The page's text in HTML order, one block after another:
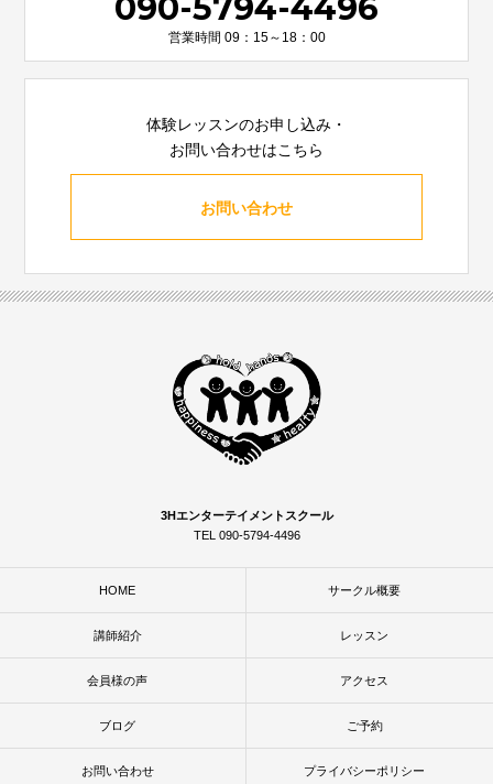
090-5794-4496
営業時間 09：15～18：00
体験レッスンのお申し込み・
お問い合わせはこちら
お問い合わせ
3Hエンターテイメントスクール
TEL 090-5794-4496
HOME サークル概要
講師紹介 レッスン
会員様の声 アクセス
ブログ ご予約
お問い合わせ プライバシーポリシー